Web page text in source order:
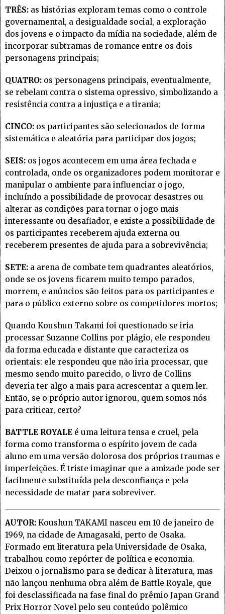
TRÊS: as histórias exploram temas como o controle
governamental, a desigualdade social, a exploração
dos jovens e o impacto da mídia na sociedade, além de
incorporar subtramas de romance entre os dois
personagens principais;
QUATRO: os personagens principais, eventualmente,
se rebelam contra o sistema opressivo, simbolizando a
resistência contra a injustiça e a tirania;
CINCO: os participantes são selecionados de forma
sistemática e aleatória para participar dos jogos;
SEIS: os jogos acontecem em uma área fechada e
controlada, onde os organizadores podem monitorar e
manipular o ambiente para influenciar o jogo,
incluíndo a possibilidade de provocar desastres ou
alterar as condições para tornar o jogo mais
interessante ou desafiador, e existe a possibilidade de
os participantes receberem ajuda externa ou
receberem presentes de ajuda para a sobrevivência;
SETE: a arena de combate tem quadrantes aleatórios,
onde se os jovens ficarem muito tempo parados,
morrem, e anúncios são feitos para os participantes e
para o público externo sobre os competidores mortos;
Quando Koushun Takami foi questionado se iria
processar Suzanne Collins por plágio, ele respondeu
da forma educada e distante que caracteriza os
orientais: ele respondeu que não iria processar, que
mesmo sendo muito parecido, o livro de Collins
deveria ter algo a mais para acrescentar a quem ler.
Então, se o próprio autor ignorou, quem somos nós
para criticar, certo?
BATTLE ROYALE é uma leitura tensa e cruel, pela
forma como transforma o espírito jovem de cada
aluno em uma versão dolorosa dos próprios traumas e
imperfeições. É triste imaginar que a amizade pode ser
facilmente substituída pela desconfiança e pela
necessidade de matar para sobreviver.
AUTOR: Koushun TAKAMI nasceu em 10 de janeiro de
1969, na cidade de Amagasaki, perto de Osaka.
Formado em literatura pela Universidade de Osaka,
trabalhou como repórter de política e economia.
Deixou o jornalismo para se dedicar à literatura, mas
não lançou nenhuma obra além de Battle Royale, que
foi desclassificada na fase final do prêmio Japan Grand
Prix Horror Novel pelo seu conteúdo polêmico